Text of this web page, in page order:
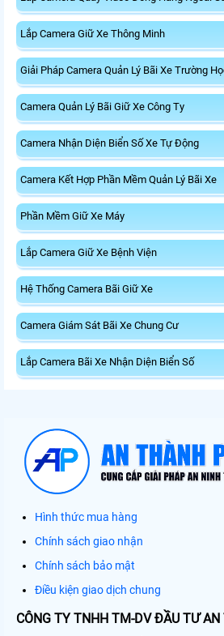
Lắp Camera Giữ Xe Thông Minh
Giải Pháp Camera Quản Lý Bãi Xe Trường
Camera Quản Lý Bãi Giữ Xe Công Ty
Camera Nhận Diện Biển Số Xe Tự Động
Camera Kết Hợp Phần Mềm Quản Lý Bãi Xe
Phần Mềm Giữ Xe Máy
Lắp Camera Giữ Xe Bệnh Viện
Hệ Thống Camera Bãi Giữ Xe
Camera Giám Sát Bãi Xe Chung Cư
Lắp Camera Bãi Xe Nhận Diện Biển Số
Hình thức mua hàng
Chính sách giao nhận
Chính sách bảo mật
Điều kiện giao dịch chung
CÔNG TY TNHH TM-DV ĐẦU TƯ